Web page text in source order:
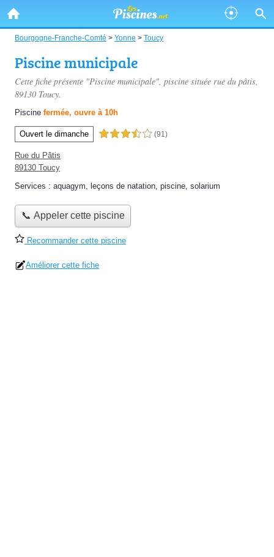
Bourgogne-Franche-Comté > Yonne > Toucy
Piscine municipale
Cette fiche présente "Piscine municipale", piscine située rue du pâtis,
89130 Toucy.
Piscine fermée, ouvre à 10h
Ouvert le dimanche 3,5 étoiles sur 5 (91)
Rue du Pâtis
89130 Toucy
Services : aquagym, leçons de natation, piscine, solarium
📞 Appeler cette piscine
Recommander cette piscine
Améliorer cette fiche